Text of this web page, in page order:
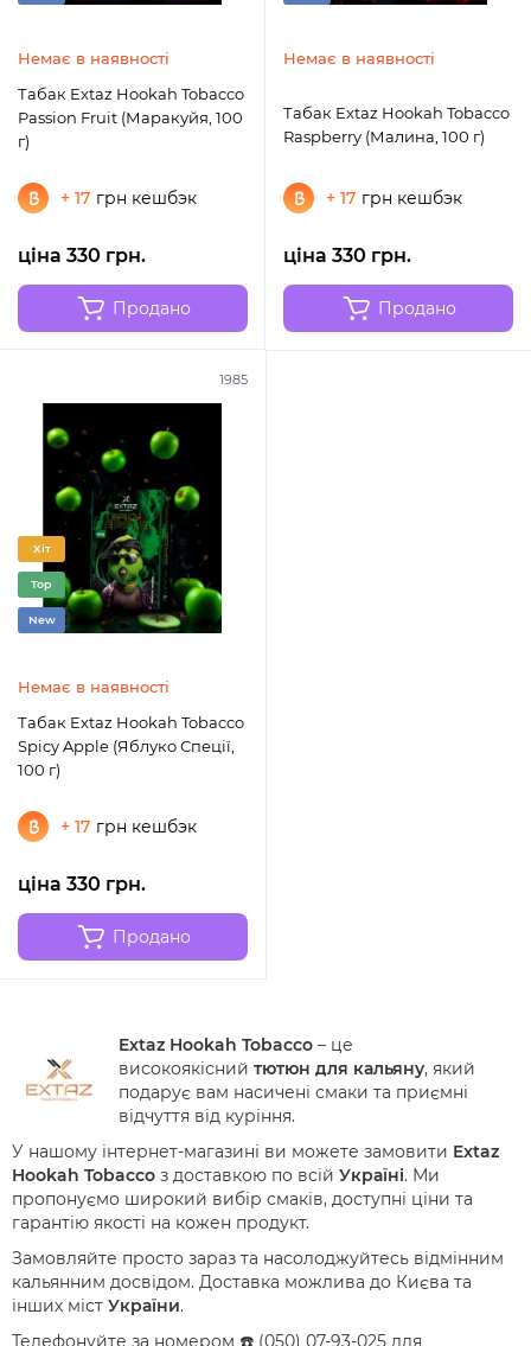
Немає в наявності
Табак Extaz Hookah Tobacco
Passion Fruit (Маракуйя, 100
г)
+ 17 грн кешбэк
ціна 330 грн.
Продано
Немає в наявності
Табак Extaz Hookah Tobacco
Raspberry (Малина, 100 г)
+ 17 грн кешбэк
ціна 330 грн.
Продано
1985
Хіт
Top
New
Немає в наявності
Табак Extaz Hookah Tobacco
Spicy Apple (Яблуко Спеції,
100 г)
+ 17 грн кешбэк
ціна 330 грн.
Продано
Extaz Hookah Tobacco – це
високоякісний тютюн для кальяну, який
подарує вам насичені смаки та приємні
відчуття від куріння.
У нашому інтернет-магазині ви можете замовити Extaz
Hookah Tobacco з доставкою по всій Україні. Ми
пропонуємо широкий вибір смаків, доступні ціни та
гарантію якості на кожен продукт.
Замовляйте просто зараз та насолоджуйтесь відмінним
кальянним досвідом. Доставка можлива до Києва та
інших міст України.
Телефонуйте за номером ☎️ (050) 07-93-025 для